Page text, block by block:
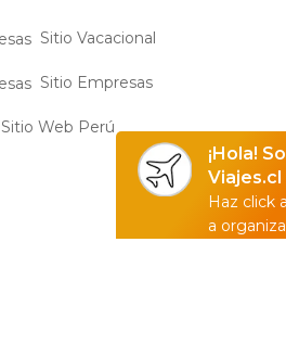
¡Hola!
Viajes.cl
Haz click
a
Sitio Vacacional
Sitio Empresas
Sitio Web Perú